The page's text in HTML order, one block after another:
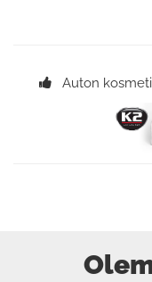
Auton